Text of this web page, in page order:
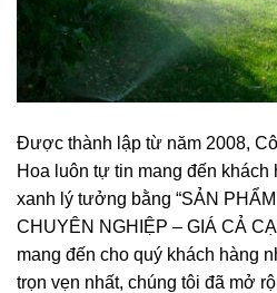
Được thành lập từ năm 2008,
Hoa luôn tự tin mang đến khách
xanh lý tưởng bằng “SẢN
CHUYÊN NGHIỆP – GIÁ CẢ
mang đến cho quý khách hàng
trọn vẹn nhất, chúng tôi đã mở